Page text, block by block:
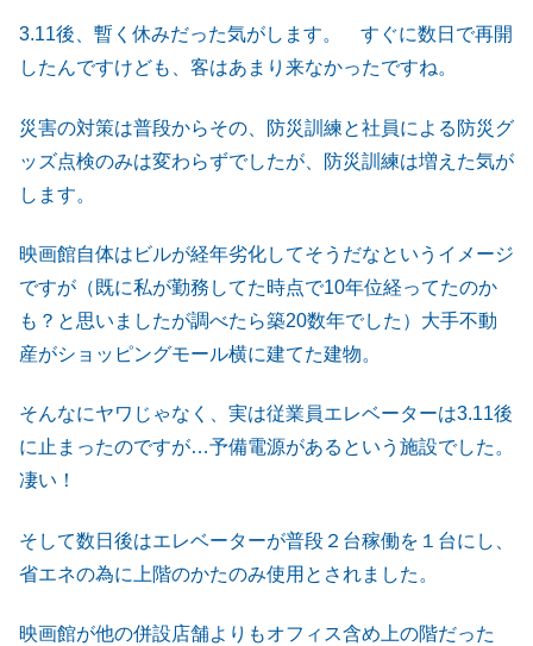
3.11後、暫く休みだった気がします。 すぐに数日で再開
したんですけども、客はあまり来なかったですね。
災害の対策は普段からその、防災訓練と社員による防災グ
ッズ点検のみは変わらずでしたが、防災訓練は増えた気が
します。
映画館自体はビルが経年劣化してそうだなというイメージ
ですが（既に私が勤務してた時点で10年位経ってたのか
も？と思いましたが調べたら築20数年でした）大手不動
産がショッピングモール横に建てた建物。
そんなにヤワじゃなく、実は従業員エレベーターは3.11後
に止まったのですが…予備電源があるという施設でした。
凄い！
そして数日後はエレベーターが普段２台稼働を１台にし、
省エネの為に上階のかたのみ使用とされました。
映画館が他の併設店舗よりもオフィス含め上の階だった